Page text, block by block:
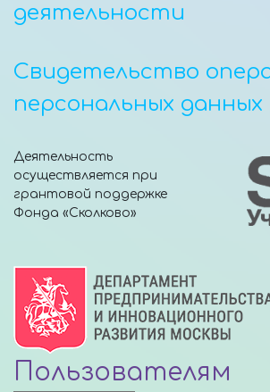
деятельности
Свидетельство
персональных данных
Деятельность
осуществляется при
грантовой поддержке
Фонда «Сколково»
Пользователям